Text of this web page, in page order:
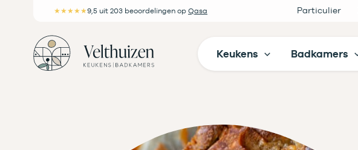
inhoud
★★★★★9,5 uit 203 beoordelingen op Qasa Particulier
Keukens Badkamers